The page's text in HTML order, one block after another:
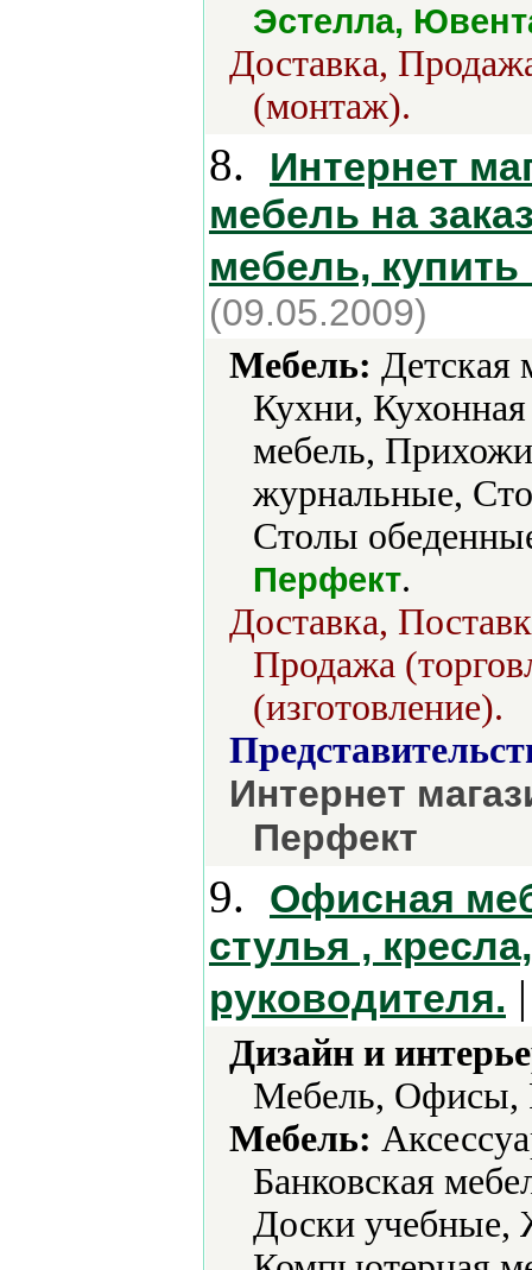
Эстелла,
Доставка,
(монтаж).
8.
Интернет
мебель на
мебель,
(09.05.2009)
Мебель: Детская
Кухни,
мебель,
журнальные,
Столы
Перфект.
Доставка,
Продажа
(изготовление).
Интернет
Перфект
9.
Офисная
стулья ,
руководителя.
Дизайн и
Мебель, Офисы,
Мебель:
Банковская
Доски учебные,